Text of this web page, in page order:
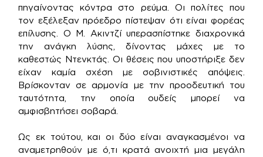
πηγαίνοντας κόντρα στο ρεύμα. Οι πολίτες που
τον εξέλεξαν πρόεδρο πίστεψαν ότι είναι φορέας
επίλυσης. Ο Μ. Ακιντζί υπερασπίστηκε διαχρονικά
την ανάγκη λύσης, δίνοντας μάχες με το
καθεστώς Ντενκτάς. Οι θέσεις που υποστήριξε δεν
είχαν καμία σχέση με σοβινιστικές απόψεις.
Βρίσκονταν σε αρμονία με την προοδευτική του
ταυτότητα, την οποία ουδείς μπορεί να
αμφισβητήσει σοβαρά.
Ως εκ τούτου, και οι δύο είναι αναγκασμένοι να
αναμετρηθούν με ό,τι κρατά ανοιχτή μια μεγάλη